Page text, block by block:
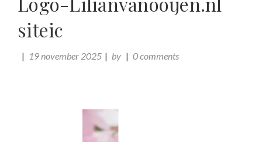
siteic
19 november 2025 by 0 comments